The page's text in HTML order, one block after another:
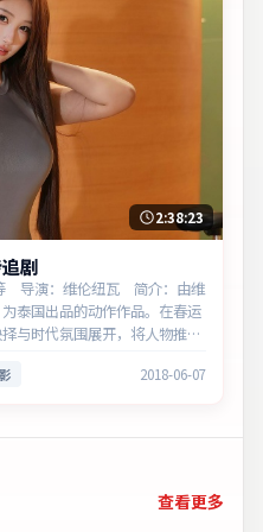
2:38:23
剧
导演：维伦纽瓦 简介：由维
泰国出品的动作作品。在春运
与时代氛围展开，将人物推向
2018-06-07
查看更多